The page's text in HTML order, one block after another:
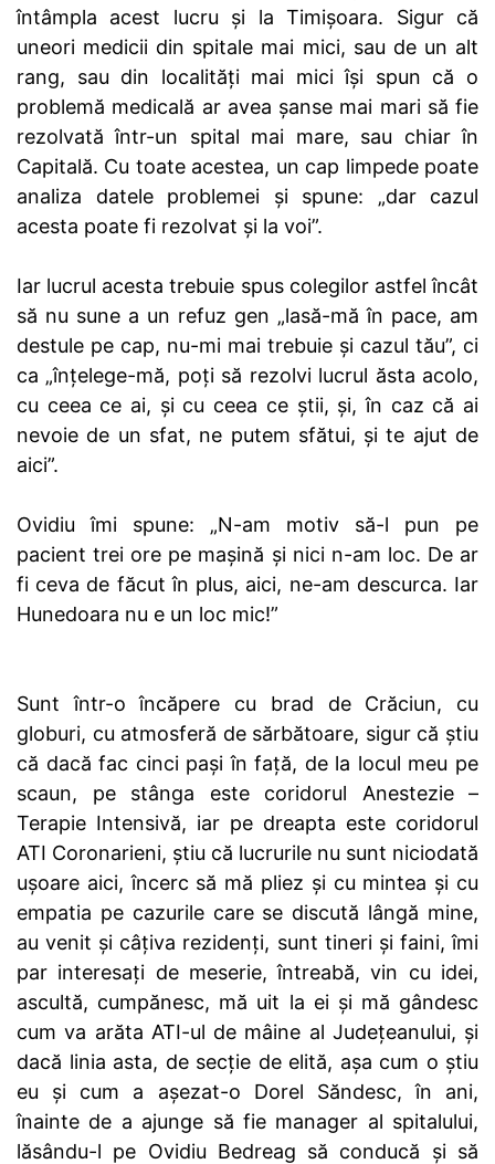
întâmpla acest lucru și la Timișoara. Sigur că
uneori medicii din spitale mai mici, sau de un alt
rang, sau din localități mai mici își spun că o
problemă medicală ar avea șanse mai mari să fie
rezolvată într-un spital mai mare, sau chiar în
Capitală. Cu toate acestea, un cap limpede poate
analiza datele problemei și spune: „dar cazul
acesta poate fi rezolvat și la voi”.
Iar lucrul acesta trebuie spus colegilor astfel încât
să nu sune a un refuz gen „lasă-mă în pace, am
destule pe cap, nu-mi mai trebuie și cazul tău”, ci
ca „înțelege-mă, poți să rezolvi lucrul ăsta acolo,
cu ceea ce ai, și cu ceea ce știi, și, în caz că ai
nevoie de un sfat, ne putem sfătui, și te ajut de
aici”.
Ovidiu îmi spune: „N-am motiv să-l pun pe
pacient trei ore pe mașină și nici n-am loc. De ar
fi ceva de făcut în plus, aici, ne-am descurca. Iar
Hunedoara nu e un loc mic!”
Sunt într-o încăpere cu brad de Crăciun, cu
globuri, cu atmosferă de sărbătoare, sigur că știu
că dacă fac cinci pași în față, de la locul meu pe
scaun, pe stânga este coridorul Anestezie –
Terapie Intensivă, iar pe dreapta este coridorul
ATI Coronarieni, știu că lucrurile nu sunt niciodată
ușoare aici, încerc să mă pliez și cu mintea și cu
empatia pe cazurile care se discută lângă mine,
au venit și câțiva rezidenți, sunt tineri și faini, îmi
par interesați de meserie, întreabă, vin cu idei,
ascultă, cumpănesc, mă uit la ei și mă gândesc
cum va arăta ATI-ul de mâine al Județeanului, și
dacă linia asta, de secție de elită, așa cum o știu
eu și cum a așezat-o Dorel Săndesc, în ani,
înainte de a ajunge să fie manager al spitalului,
lăsându-l pe Ovidiu Bedreag să conducă și să